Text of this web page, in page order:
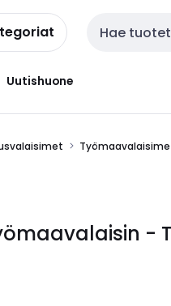
Haku
Uutishuone